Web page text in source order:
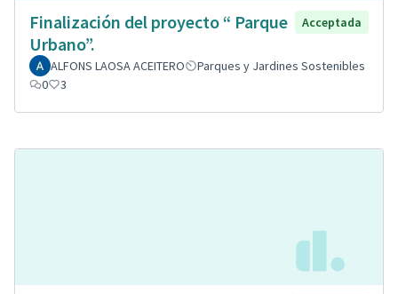
Finalización del proyecto “ Parque
Urbano”.
Acceptada
ALFONS LAOSA ACEITERO
Parques y Jardines Sostenibles
0
3